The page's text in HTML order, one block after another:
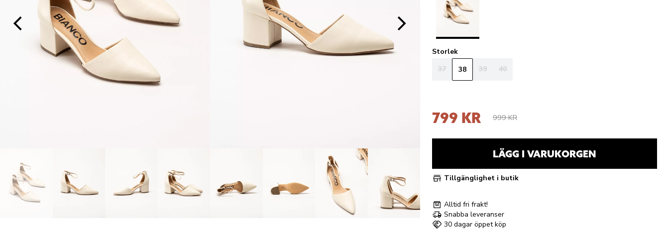
Storlek
37
38 39 40
799 KR 999 KR
LÄGG I VARUKORGEN
Tillgänglighet i butik
Alltid fri frakt!
Snabba leveranser
30 dagar öppet köp